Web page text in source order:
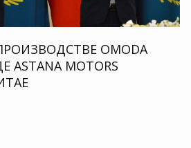
OMODA
ASTANA MOTORS